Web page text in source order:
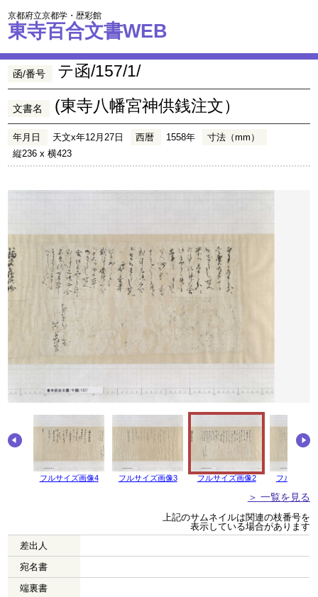
京都府立京都学・歴彩館
東寺百合文書WEB
函/番号 テ函/157/1/
文書名 (東寺八幡宮神供銭注文）
年月日 天文x年12月27日 西暦 1558年
寸法（mm）
縦236 x 横423
フルサイズ画像4 フルサイズ画像3 フルサイズ画像2 フルサイズ
＞ 一覧を見る
上記のサムネイルは関連の枝番号を
表示している場合があります
差出人
宛名書
端裏書